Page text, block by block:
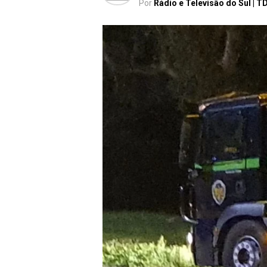
Por Rádio e Televisão do Sul |